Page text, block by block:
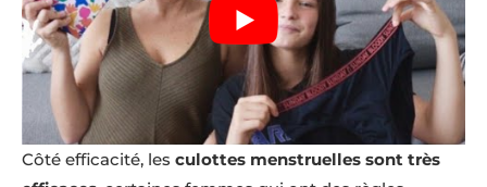
Côté efficacité, les culottes menstruelles sont très